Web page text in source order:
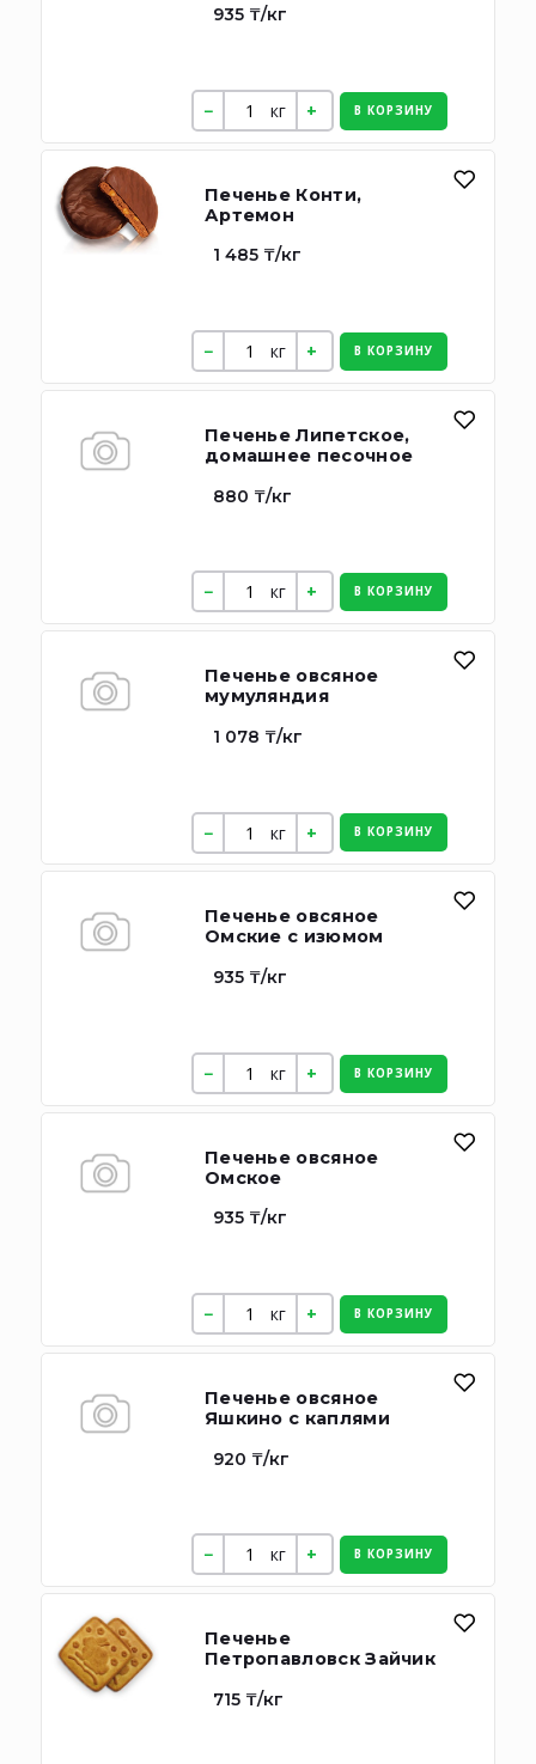
935 ₸/кг
кг В КОРЗИНУ
Печенье Конти,
Артемон
1 485 ₸/кг
кг В КОРЗИНУ
Печенье Липетское,
домашнее песочное
880 ₸/кг
кг В КОРЗИНУ
Печенье овсяное
мумуляндия
1 078 ₸/кг
кг В КОРЗИНУ
Печенье овсяное
Омские с изюмом
935 ₸/кг
кг В КОРЗИНУ
Печенье овсяное
Омское
935 ₸/кг
кг В КОРЗИНУ
Печенье овсяное
Яшкино с каплями
920 ₸/кг
кг В КОРЗИНУ
Печенье
Петропавловск Зайчик
715 ₸/кг